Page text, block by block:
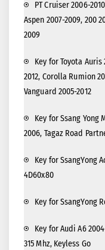
PT Cruiser 2006-
Aspen 2007-2009, 200
2009
Key for Toyota
2012, Corolla Rumion
Vanguard 2005-2012
Key for Ssang Yong
2006, Tagaz Road
Key for SsangYong
4D60x80
Key for SsangYong
Key for Audi A6
315 Mhz, Keyless Go